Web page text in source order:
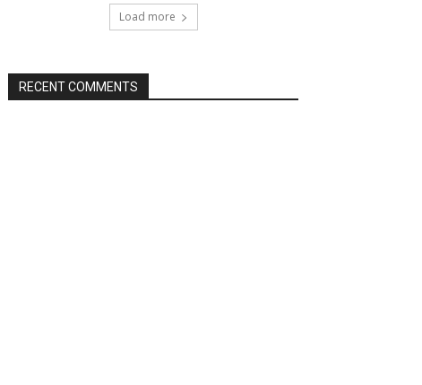
Load more
RECENT COMMENTS